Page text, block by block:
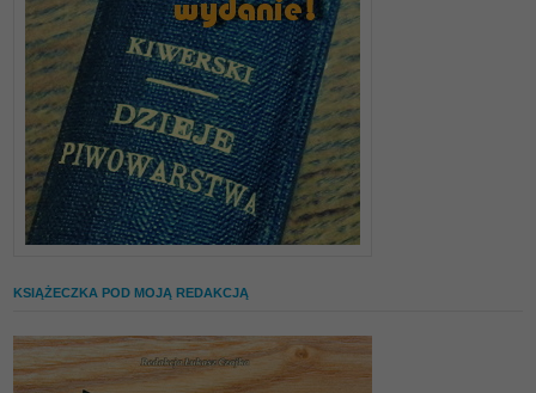
KSIĄŻECZKA POD MOJĄ REDAKCJĄ